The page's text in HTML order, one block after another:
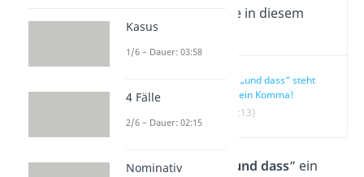
Wichtige Inhalte in diesem
Video
Vor „und dass“ steht
nie ein Komma!
(00:13)
Schreibst du vor „ und dass“ ein
Kasus
1/6 – Dauer: 03:58
4 Fälle
2/6 – Dauer: 02:15
Nominativ